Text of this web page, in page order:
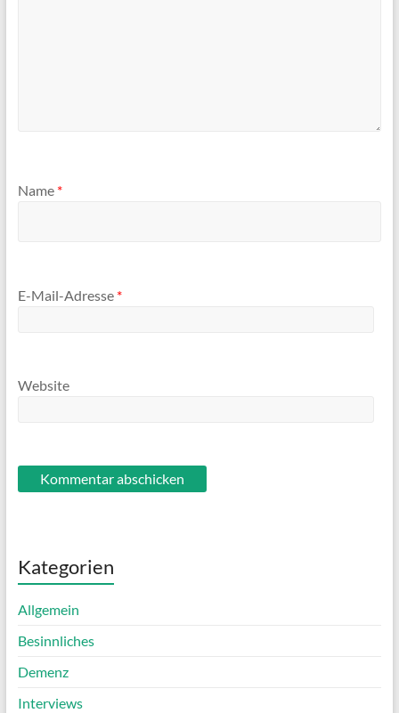
Name *
E-Mail-Adresse *
Website
Kategorien
Allgemein
Besinnliches
Demenz
Interviews